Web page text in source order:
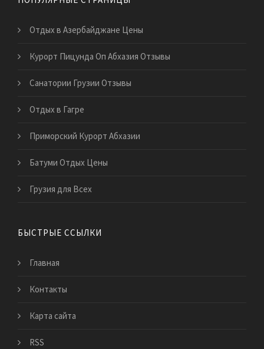
Отдых в Азербайджане Цены
Курорт Пицунда Оп Абхазия Отзывы
Санатории Грузии Отзывы
Отдых в Гагре
Приморский Курорт Абхазии
Батуми Отдых Цены
Грузия для Всех
БЫСТРЫЕ ССЫЛКИ
Главная
Контакты
Карта сайта
RSS